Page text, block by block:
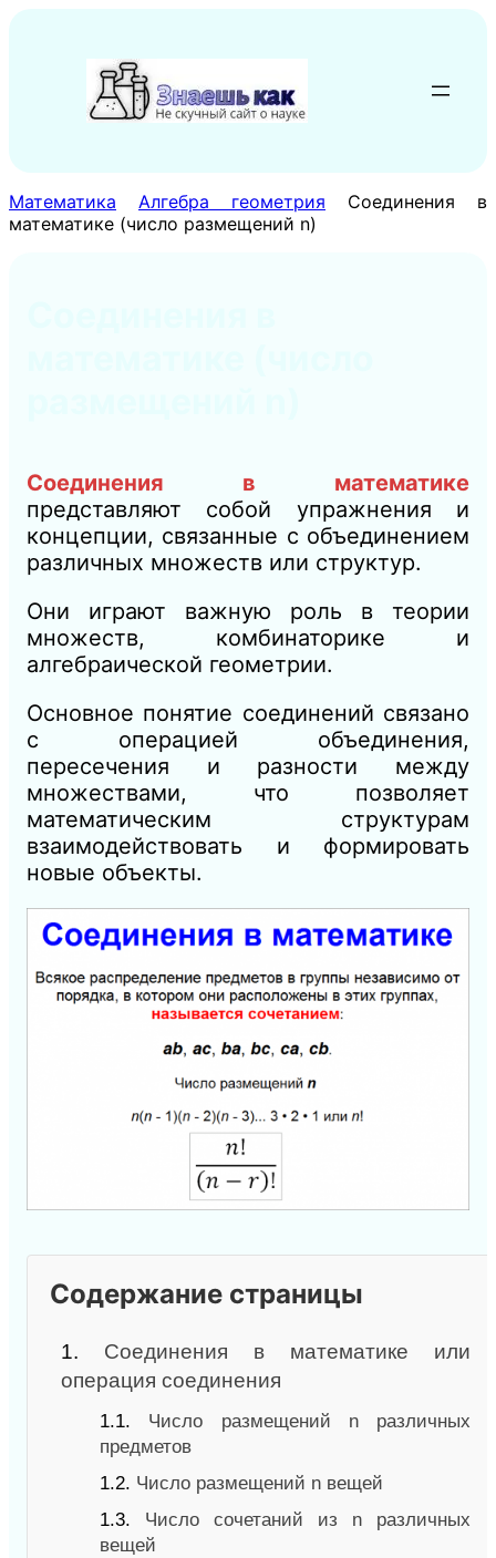
содержимому
Математика Алгебра геометрия
Соединения в
математике (число размещений n)
Соединения в математике
представляют собой упражнения и
концепции, связанные с объединением
различных множеств или структур.
Они играют важную роль в теории
множеств, комбинаторике и
алгебраической геометрии.
Основное понятие соединений связано
с операцией объединения,
пересечения и разности между
множествами, что позволяет
математическим структурам
взаимодействовать и формировать
новые объекты.
Содержание страницы
1. Соединения в математике или
операция соединения
1.1. Число размещений n различных
предметов
1.2. Число размещений n вещей
1.3. Число сочетаний из n различных
вещей